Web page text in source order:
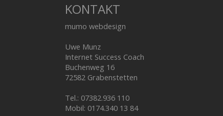
KONTAKT
mumo webdesign
Uwe Munz
Internet Success Coach
Buchenweg 16
72582 Grabenstetten
Tel.: 07382.936 110
Mobil: 0174.340 13 84